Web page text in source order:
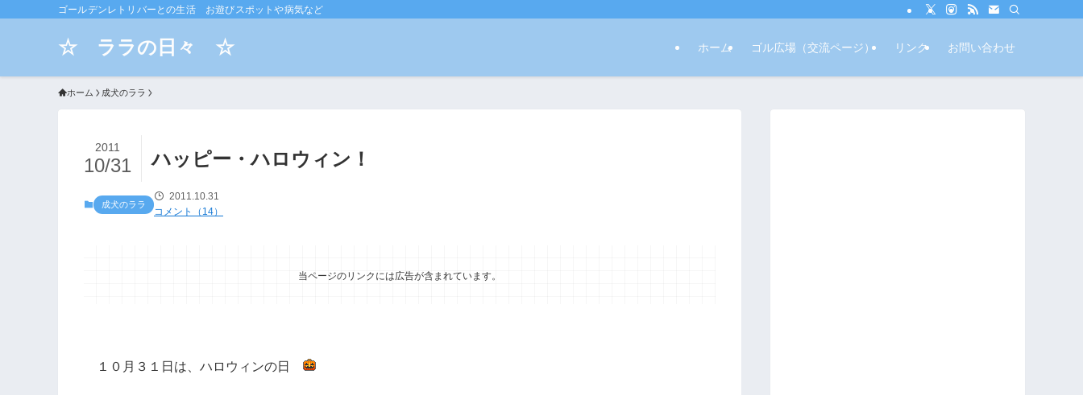
ゴールデンレトリバーとの生活 お遊びスポットや病気など
☆ ララの日々 ☆ ホーム ゴル広場（交流ページ） リンク お問い合わせ
ホーム 成犬のララ
ハッピー・ハロウィン！
2011
10/31
成犬のララ
2011.10.31
コメント（14）
当ページのリンクには広告が含まれています。
１０月３１日は、ハロウィンの日